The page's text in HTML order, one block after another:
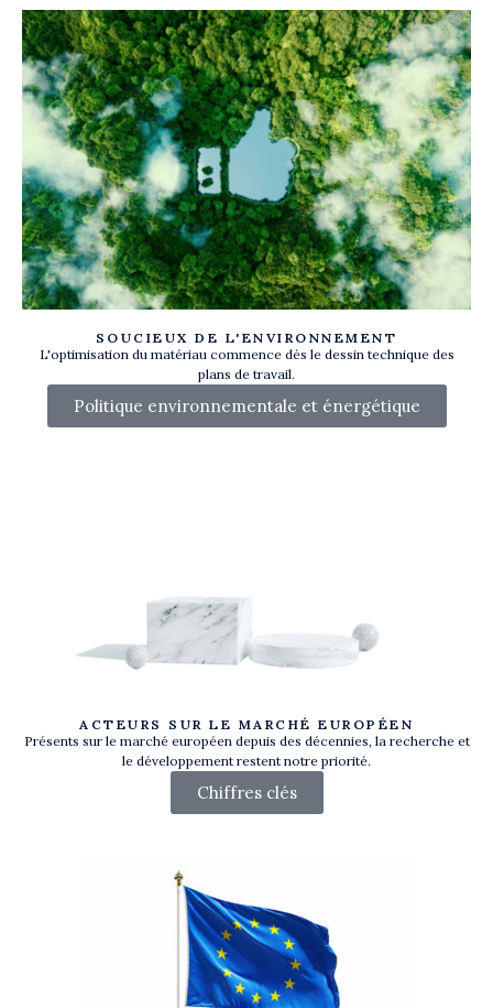
SOUCIEUX DE L'ENVIRONNEMENT
L'optimisation du matériau commence dès le dessin technique des
plans de travail.
Politique environnementale et énergétique
ACTEURS SUR LE MARCHÉ EUROPÉEN
Présents sur le marché européen depuis des décennies, la recherche et
le développement restent notre priorité.
Chiffres clés